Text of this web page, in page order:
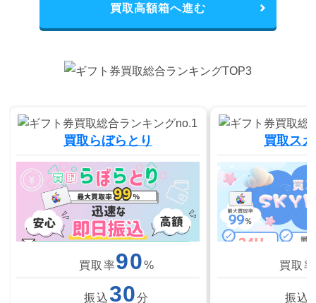
買取高額箱へ進む
買取らぼらとり
買取率90%
振込30分
買取ス
買取率
振込